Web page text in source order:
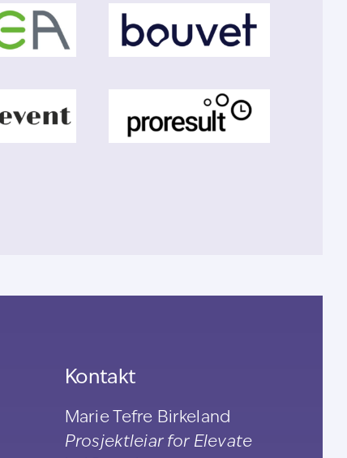
Kontakt
Marie Tefre Birkeland
Prosjektleiar for Elevate